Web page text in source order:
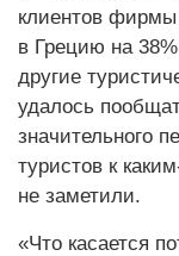
клиентов фирмы
в Грецию на
другие
удалось
значительного
туристов к
не заметили.
«Что касается